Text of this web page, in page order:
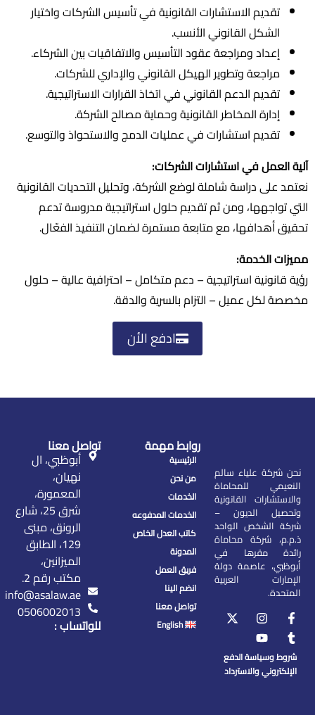
تقديم الاستشارات القانونية في تأسيس الشركات واختيار
الشكل القانوني الأنسب.
إعداد ومراجعة عقود التأسيس والاتفاقيات بين الشركاء.
مراجعة وتطوير الهيكل القانوني والإداري للشركات.
تقديم الدعم القانوني في اتخاذ القرارات الاستراتيجية.
إدارة المخاطر القانونية وحماية مصالح الشركة.
تقديم استشارات في عمليات الدمج والاستحواذ والتوسع.
آلية العمل في استشارات الشركات:
نعتمد على دراسة شاملة لوضع الشركة، وتحليل التحديات القانونية
التي تواجهها، ومن ثم تقديم حلول استراتيجية مدروسة تدعم
تحقيق أهدافها، مع متابعة مستمرة لضمان التنفيذ الفعّال.
مميزات الخدمة:
رؤية قانونية استراتيجية – دعم متكامل – احترافية عالية – حلول
مخصصة لكل عميل – التزام بالسرية والدقة.
ادفع الأن
نحن شركة علياء سالم
النعيمي للمحاماة
والاستشارات القانونية
وتحصيل الديون –
شركة الشخص الواحد
ذ.م.م، شركة محاماة
رائدة مقرها في
أبوظبي، عاصمة دولة
الإمارات العربية
المتحدة.
شروط وسياسة الدفع
الإلكتروني والاسترداد
روابط مهمة
الرئيسية
من نحن
الخدمات
الخدمات المدفوعه
كاتب العدل الخاص
المدونة
فريق العمل
انضم الينا
تواصل معنا
English
تواصل معنا
أبوظبي، ال
نهيان،
المعمورة،
شرق 25، شارع
الرونق، مبنى
129، الطابق
الميزانين،
مكتب رقم 2.
info@asalaw.ae
0506002013
للواتساب :